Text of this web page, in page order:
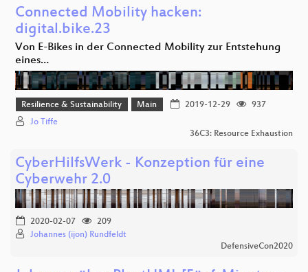
Connected Mobility hacken:
digital.bike.23
Von E-Bikes in der Connected Mobility zur Entstehung
eines…
Resilience & Sustainability Main 2019-12-29
937
Jo Tiffe
36C3: Resource Exhaustion
CyberHilfsWerk - Konzeption für eine
Cyberwehr 2.0
2020-02-07
209
Johannes (ijon) Rundfeldt
DefensiveCon2020